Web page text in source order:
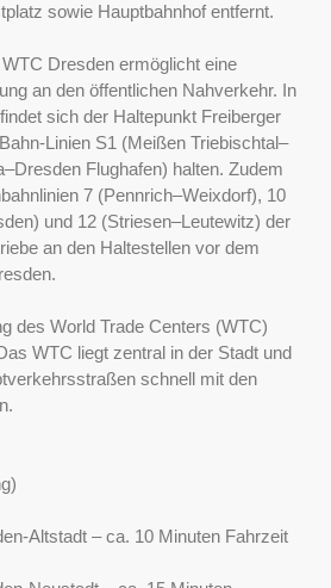
sowie Hauptbahnhof entfernt.
Dresden ermöglicht eine
an den öffentlichen Nahverkehr. In
sich der Haltepunkt Freiberger
Linien S1 (Meißen Triebischtal–
Flughafen) halten. Zudem
7 (Pennrich–Weixdorf), 10
und 12 (Striesen–Leutewitz) der
an den Haltestellen vor dem
des World Trade Centers (WTC)
WTC liegt zentral in der Stadt und
schnell mit den
Altstadt – ca. 10 Minuten Fahrzeit